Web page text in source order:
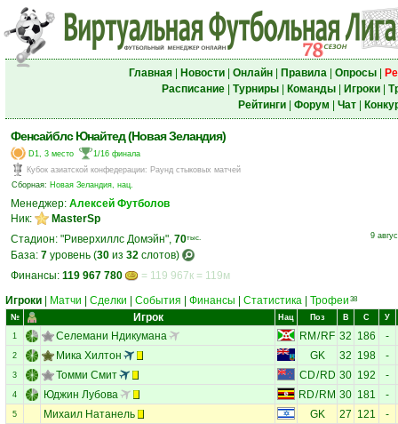
Главная| Новости| Онлайн| Правила| Опросы|
Расписание| Турниры| Команды| Игроки|
Рейтинги| Форум Чат|
Фенсайблс Юнайтед (Новая Зеландия)
D1, 3 место
1/16 финала
Кубок азиатской конфедерации: Раунд стыковых матчей
Сборная: Новая Зеландия, нац.
Менеджер: Алексей Футболов
Ник:
MasterSp
Стадион: "Риверхиллс Домэйн", 70тыс.
База: 7 уровень (30 из 32 слотов)
Финансы: 119 967 780 = 119 967к = 119м
9
Игроки Матчи Сделки События Финансы Статистика Трофеи 38
№ Игрок Нац Поз В С У
1 Селемани Ндикумана RM / RF 32 186 -
2 Мика Хилтон GK 32 198 -
3 Томми Смит CD/RD 30 192 -
4 Юджин Лубова RD/ RM 30 181 -
5 Михаил Натанель GK 27 121 -